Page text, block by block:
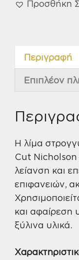
Προσθήκη
Περιγραφή
Επιπλέον
Η λίμα
Cut Nicholson
λείανση και
επιφανειών,
και αφαίρεση
ξύλινα υλικά.